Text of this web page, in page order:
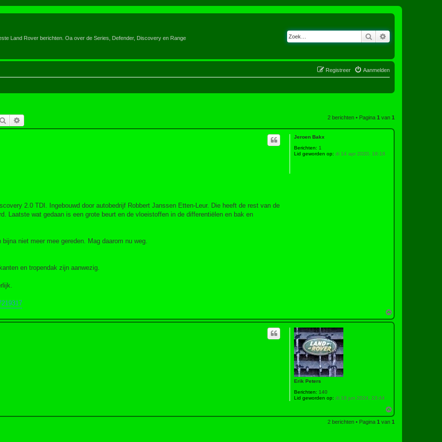
Land Rover berichten. Oa over de Series, Defender, Discovery en Range
Zoek
Aanmelden
Registreer
Zoek 2 berichten • Pagina 1 van 1
Jeroen Bakx
Berichten: 1
Lid geworden op: di 14 apr 2020, 18:18
2.0 TDI. Ingebouwd door autobedrijf Robbert Janssen Etten-Leur. Die heeft de rest van de
Laatste wat gedaan is een grote beurt en de vloeistoffen in de differentiëlen en bak en
niet meer mee gereden. Mag daarom nu weg.
en tropendak zijn aanwezig.
m
h
Erik Peters
Berichten: 140
Lid geworden op: di 18 jun 2024, 23:44
m
h
2 berichten • Pagina 1 van 1